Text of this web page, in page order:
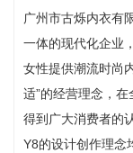
广州市古烁内衣有
一体的现代化企业
女性提供潮流时尚
适”的经营理念，
得到广大消费者的
Y8的设计创作理念